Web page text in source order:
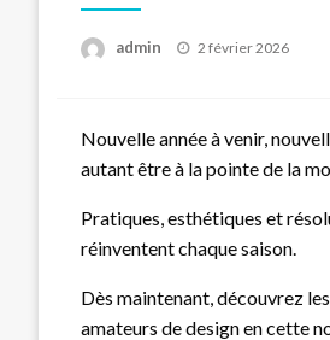
admin
Posted
2 février 2026
Nouvelle année à venir,
autant être à la pointe de la
Pratiques, esthétiques et
réinventent chaque saison.
Dès maintenant, découvrez
amateurs de design en cette